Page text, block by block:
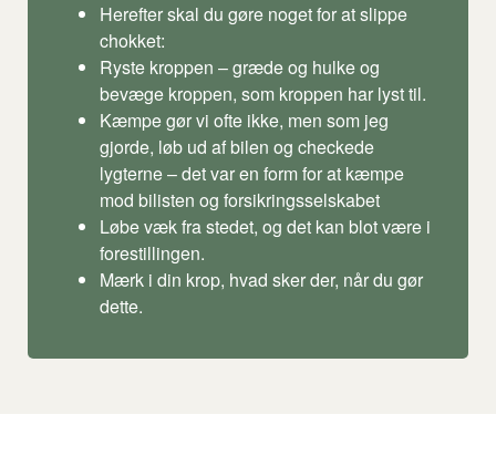
Herefter skal du gøre noget for at slippe
chokket:
Ryste kroppen – græde og hulke og
bevæge kroppen, som kroppen har lyst til.
Kæmpe gør vi ofte ikke, men som jeg
gjorde, løb ud af bilen og checkede
lygterne – det var en form for at kæmpe
mod bilisten og forsikringsselskabet
Løbe væk fra stedet, og det kan blot være i
forestillingen.
Mærk i din krop, hvad sker der, når du gør
dette.